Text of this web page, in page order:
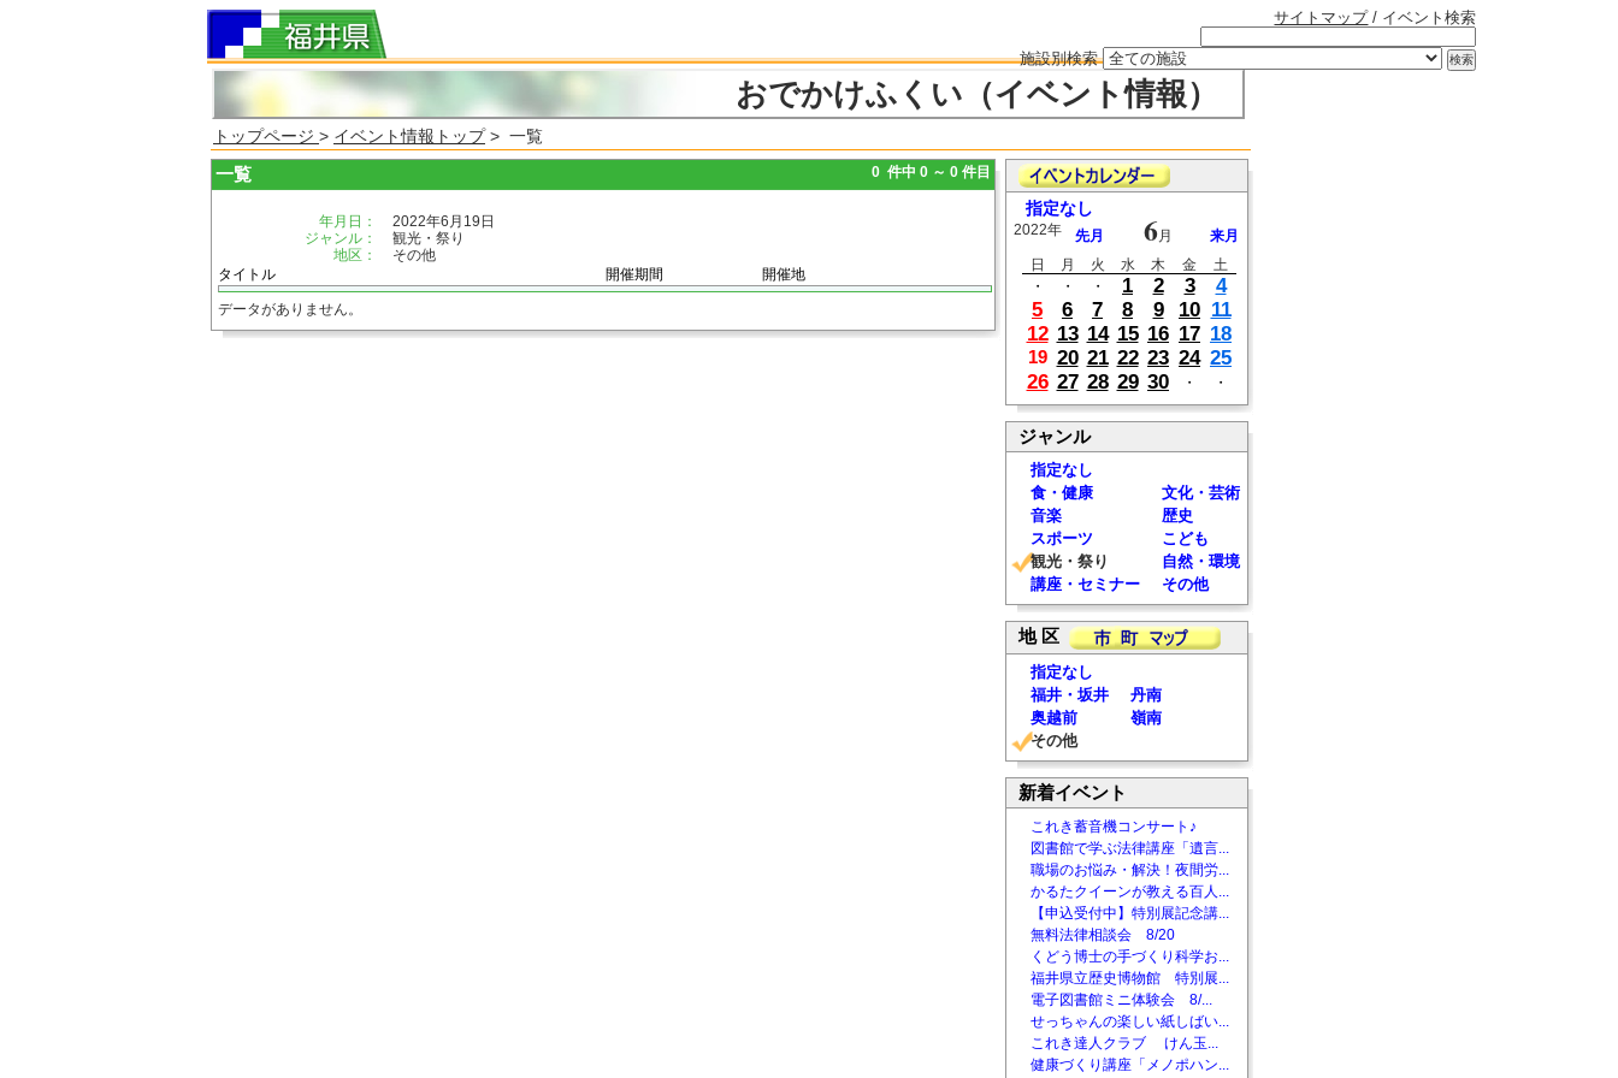
サイトマップ/ イベント検索
施設別検索
おでかけふくい（イベント情報）
トップページ > イベント情報トップ> 一覧
一覧 0 件中 0 ～ 0 件目
年月日：
2022年6月19日
ジャンル：
観光・祭り
地区：
その他
タイトル
開催期間 開催地
データがありません。
指定なし
2022年 先月 6月
来月
日
月 火 水 木 金
土
・
・ ・ 1 2 3
4
5
6 7 8 9 10 11
12 13 14 15 16 17 18
19 20 21 22 23 24 25
26 27 28 29 30 ・ ・
ジャンル
指定なし
食・健康
文化・芸術
音楽
歴史
スポーツ
こども
観光・祭り
自然・環境
講座・セミナー
その他
地 区
指定なし
福井・坂井
丹南
奥越前
嶺南
その他
新着イベント
これき蓄音機コンサート♪
図書館で学ぶ法律講座「遺言...
職場のお悩み・解決！夜間労...
かるたクイーンが教える百人...
【申込受付中】特別展記念講...
無料法律相談会 8/20
くどう博士の手づくり科学お...
福井県立歴史博物館 特別展...
電子図書館ミニ体験会 8/...
せっちゃんの楽しい紙しばい...
これき達人クラブ けん玉...
健康づくり講座「メノポハン...